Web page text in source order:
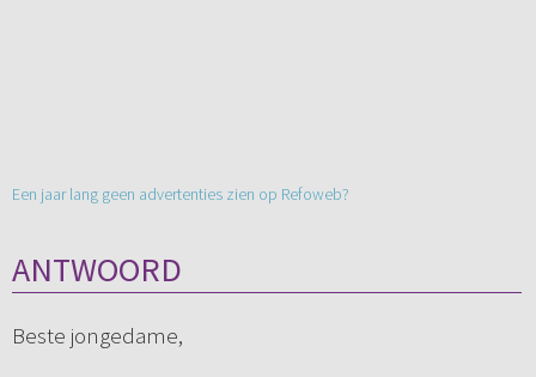
Een jaar lang geen advertenties zien op Refoweb?
ANTWOORD
Beste jongedame,